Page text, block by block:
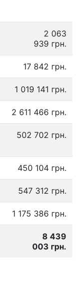
2 063
939 грн.
17 842 грн.
1 019 141 грн.
2 611 466 грн.
502 702 грн.
450 104 грн.
547 312 грн.
1 175 386 грн.
8 439
003 грн.